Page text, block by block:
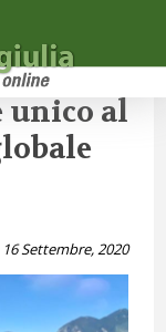
unico al
16 Settembre, 2020